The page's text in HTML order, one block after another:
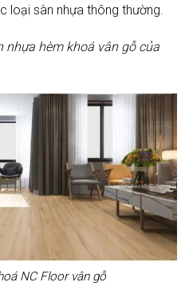
loại sàn nhựa thông thường.
nhựa hèm khoá vân gỗ của
NC Floor vân gỗ